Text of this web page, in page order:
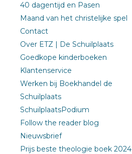
40 dagentijd en Pasen
Maand van het christelijke spel
Contact
Over ETZ | De Schuilplaats
Goedkope kinderboeken
Klantenservice
Werken bij Boekhandel de
Schuilplaats
SchuilplaatsPodium
Follow the reader blog
Nieuwsbrief
Prijs beste theologie boek 2024